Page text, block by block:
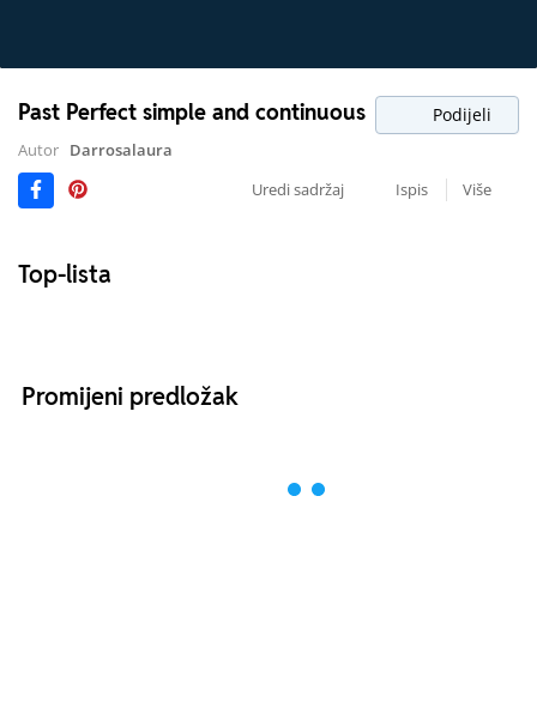
Past Perfect simple and continuous Podijeli
Autor Darrosalaura
Uredi sadržaj
Ispis Više
Top-lista
Promijeni predložak